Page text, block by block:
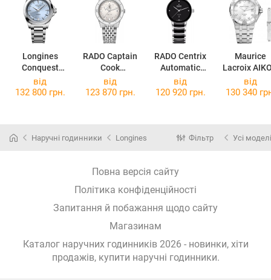
Longines
Conquest
L3.430.4.92.6
RADO Captain
Cook
Automatic
R32500013
RADO Centrix
Automatic
Diamonds
R30020712
Maurice
Lacroix
Venturer
AI6057-
від
132 800 грн.
від
123 870 грн.
від
120 920 грн.
від
130 340
Наручні годинники Longines Фільтр Усі моделі
Повна версія сайту
Політика конфіденційності
Запитання й побажання щодо сайту
Магазинам
Каталог наручних годинників 2026 - новинки, хіти
продажів, купити наручні годинники.